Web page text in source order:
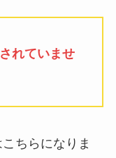
れていませ
ちらになりま